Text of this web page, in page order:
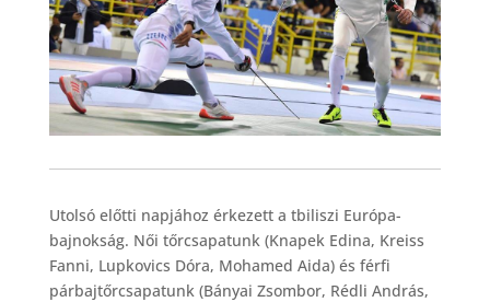
Utolsó előtti napjához érkezett a tbiliszi Európa-
bajnokság. Női tőrcsapatunk (Knapek Edina, Kreiss
Fanni, Lupkovics Dóra, Mohamed Aida) és férfi
párbajtőrcsapatunk (Bányai Zsombor, Rédli András,